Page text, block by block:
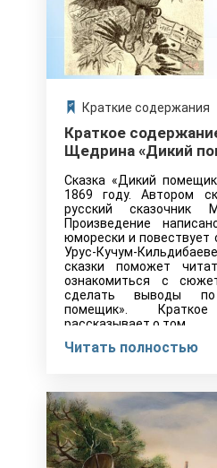
Краткие содержания
Краткое
Щедрина «Дикий
Сказка «Дикий
1869 году. Автором
русский сказочник
Произведение
юморески и повествует
Урус-Кучум-
сказки поможет
ознакомиться с
сделать выводы по
помещик».
рассказывает о том,…
Читать полностью